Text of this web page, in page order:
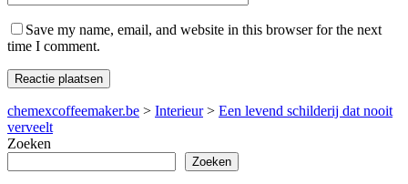
Save my name, email, and website in this browser for the next
time I comment.
chemexcoffeemaker.be > Interieur> Een levend schilderij dat nooit
verveelt
Zoeken
Zoeken